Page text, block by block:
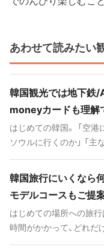
あわせて読みたい
韓国観光では地下鉄/
moneyカードも理解
はじめての韓国。 「空
ソウルに行くのか」 「主
ですよね。そこで今回は
伝えしていきます。 この記事を読めば、はじめての
韓国旅行でも不安なく、
りができるようになりま
韓国旅行にいくなら
モデルコースもご提
はじめての場所への旅行
時間がかかって、どれ